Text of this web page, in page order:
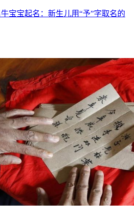
宝宝起名：新生儿用“予”字取名的